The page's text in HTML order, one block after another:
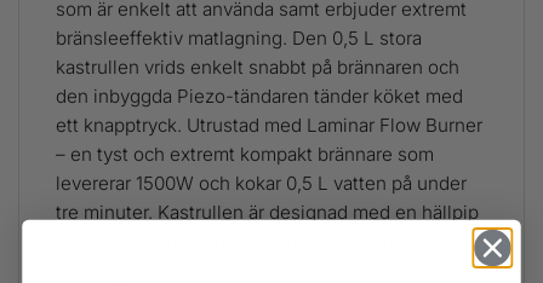
som är enkelt att använda samt erbjuder extremt
bränsleeffektiv matlagning. Den 0,5 L stora
kastrullen vrids enkelt snabbt på brännaren och
den inbyggda Piezo-tändaren tänder köket med
ett knapptryck. Utrustad med Laminar Flow Burner
– en tyst och extremt kompakt brännare som
levererar 1500W och kokar 0,5 L vatten på under
tre minuter. Kastrullen är designad med en hällpip
som underlättar hanteringen av mat och dryck. På